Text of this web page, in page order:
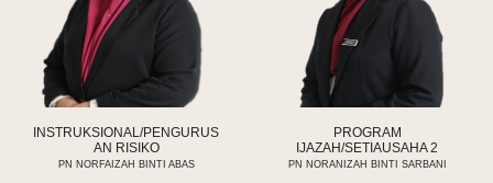
INSTRUKSIONAL/PENGURUS
AN RISIKO
PN NORFAIZAH BINTI ABAS
PROGRAM
IJAZAH/SETIAUSAHA 2
PN NORANIZAH BINTI SARBANI